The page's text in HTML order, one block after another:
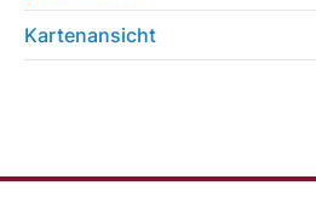
Kartenansicht